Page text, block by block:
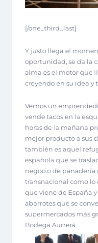
[/one_third_last]
Y justo llega el
oportunidad, se da la
alma es el motor que
creyendo en su idea y
Vemos un
vende tacos en la
horas de la mañana
mejor producto a sus
también es aquel
española que se
negocio de
transnacional como
que viene de España
abarrotes que se
supermercados más
Bodega Aurrerá.